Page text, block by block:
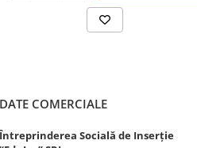
DATE COMERCIALE
Întreprinderea Socială de Inserție